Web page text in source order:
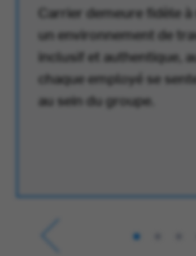
Carrier demeure fidèle
un environnement de
inclusif et authentique,
chaque employé se
au sein du groupe.